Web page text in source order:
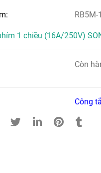
1 chiều (16A/250V)
Còn
Công